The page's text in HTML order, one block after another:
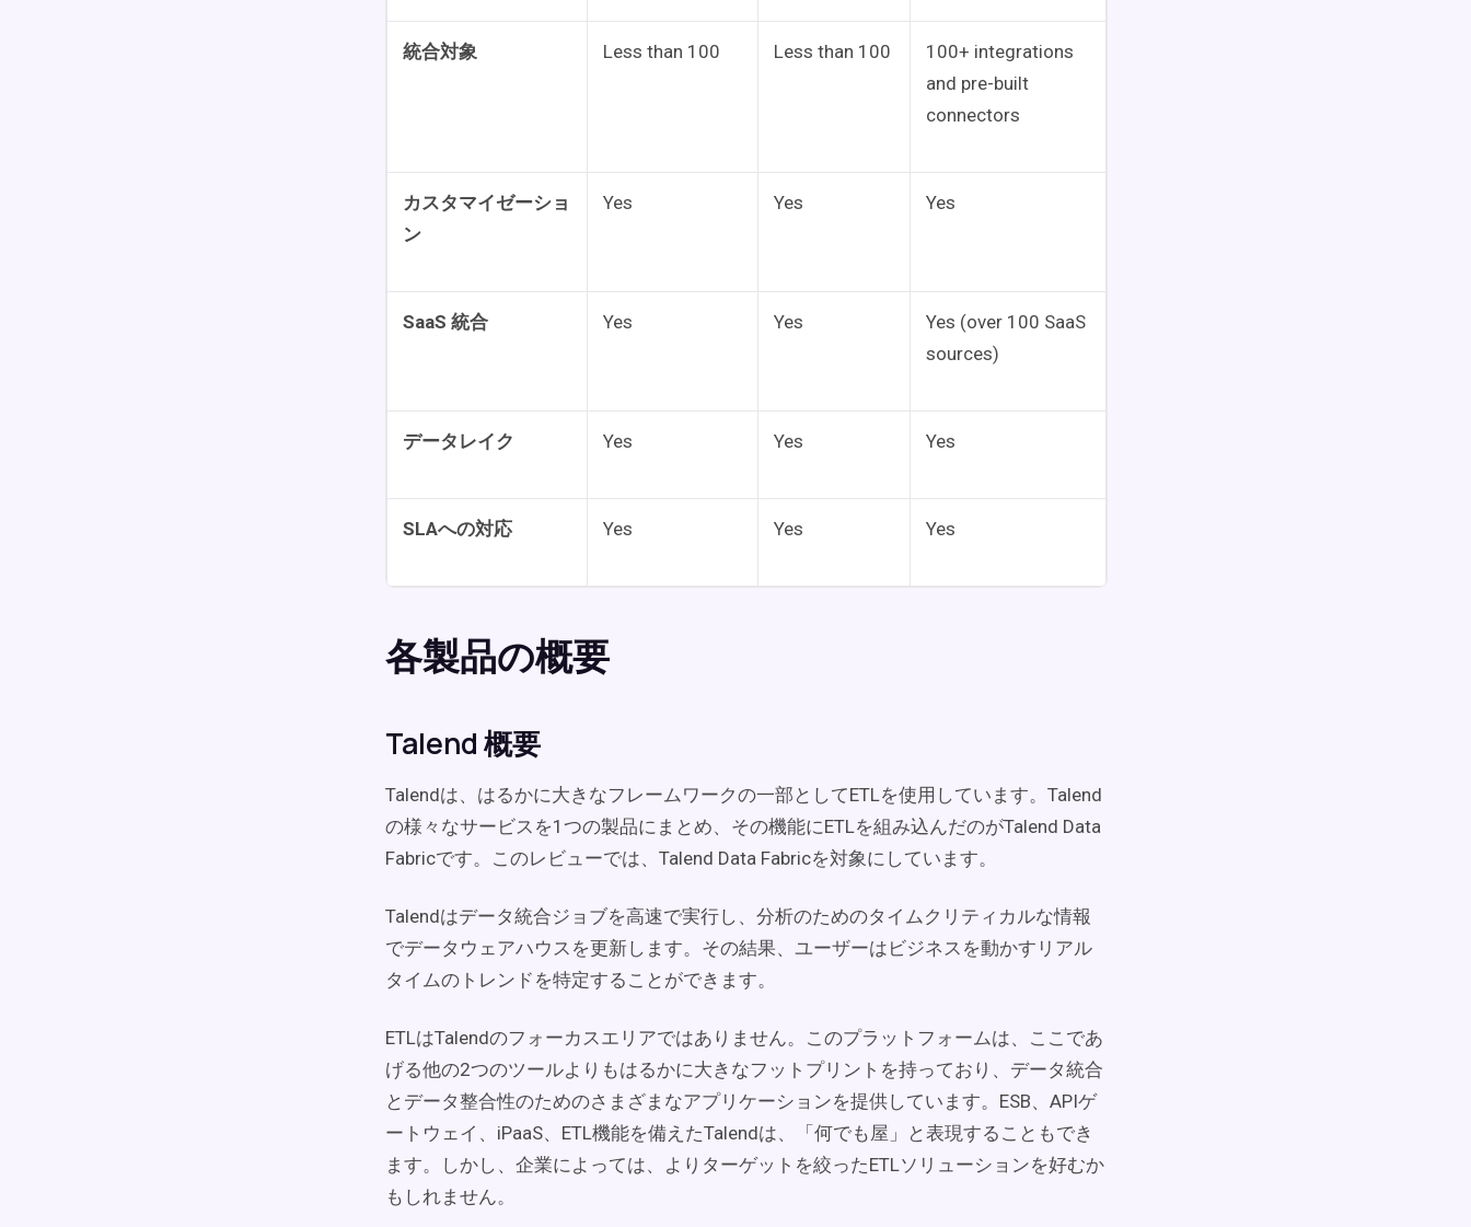
統合対象 Less than 100 Less than 100
100+ integrations
and pre-built
connectors
カスタマイゼーショ
ン
Yes Yes Yes
SaaS 統合 Yes Yes
Yes (over 100 SaaS
sources)
データレイク Yes Yes Yes
SLAへの対応 Yes Yes Yes
各製品の概要
Talend 概要
Talendは、はるかに大きなフレームワークの一部としてETLを使用しています。Talend
の様々なサービスを1つの製品にまとめ、その機能にETLを組み込んだのがTalend Data
Fabricです。このレビューでは、Talend Data Fabricを対象にしています。
Talendはデータ統合ジョブを高速で実行し、分析のためのタイムクリティカルな情報
でデータウェアハウスを更新します。その結果、ユーザーはビジネスを動かすリアル
タイムのトレンドを特定することができます。
ETLはTalendのフォーカスエリアではありません。このプラットフォームは、ここであ
げる他の2つのツールよりもはるかに大きなフットプリントを持っており、データ統合
とデータ整合性のためのさまざまなアプリケーションを提供しています。ESB、APIゲ
ートウェイ、iPaaS、ETL機能を備えたTalendは、「何でも屋」と表現することもでき
ます。しかし、企業によっては、よりターゲットを絞ったETLソリューションを好むか
もしれません。